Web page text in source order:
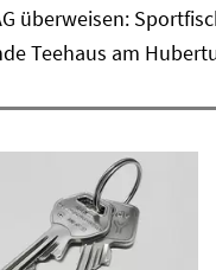
überweisen:
Teehaus am